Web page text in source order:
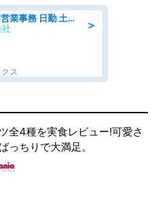
＞
事務/PC・データ入力/営業事務 日勤 土日休み 残業少なめ 車通勤OK 総合事務
ス
全4種を実食レビュー!可愛さ
っちりで大満足。